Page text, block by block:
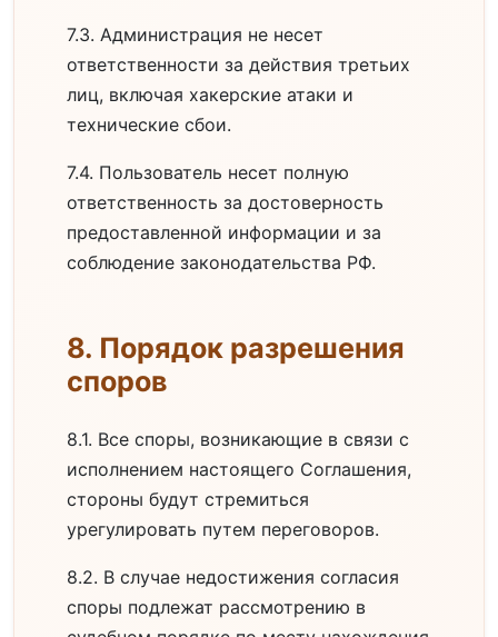
7.3. Администрация не несет
ответственности за действия третьих
лиц, включая хакерские атаки и
технические сбои.
7.4. Пользователь несет полную
ответственность за достоверность
предоставленной информации и за
соблюдение законодательства РФ.
8. Порядок разрешения
споров
8.1. Все споры, возникающие в связи с
исполнением настоящего Соглашения,
стороны будут стремиться
урегулировать путем переговоров.
8.2. В случае недостижения согласия
споры подлежат рассмотрению в